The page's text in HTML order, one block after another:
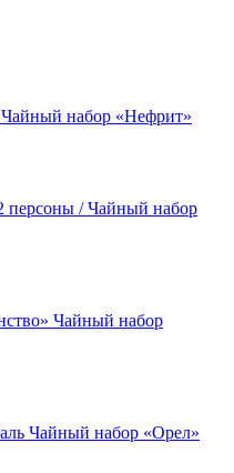
Чайный набор «Нефрит»
Чайный набор
Чайный набор
Чайный набор «Орел»